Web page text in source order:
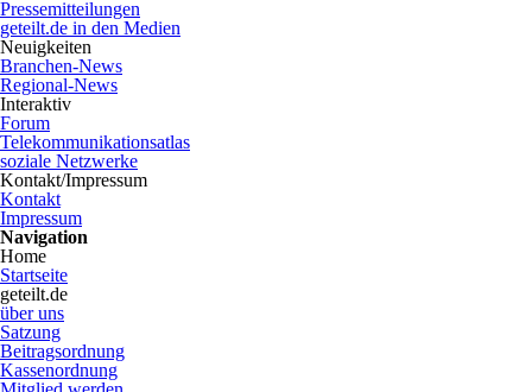
Pressemitteilungen
geteilt.de in den Medien
Neuigkeiten
Branchen-News
Regional-News
Interaktiv
Forum
Telekommunikationsatlas
soziale Netzwerke
Kontakt/Impressum
Kontakt
Impressum
Navigation
Home
Startseite
geteilt.de
über uns
Satzung
Beitragsordnung
Kassenordnung